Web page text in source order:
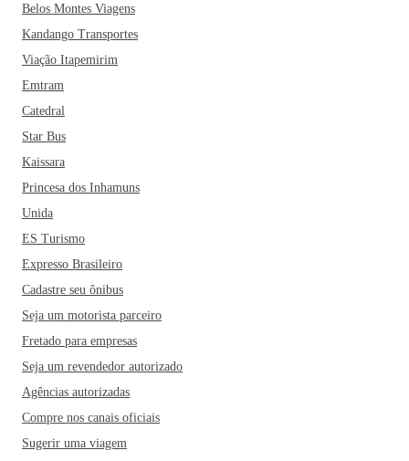
Belos Montes Viagens
Kandango Transportes
Viação Itapemirim
Emtram
Catedral
Star Bus
Kaissara
Princesa dos Inhamuns
Unida
ES Turismo
Expresso Brasileiro
Cadastre seu ônibus
Seja um motorista parceiro
Fretado para empresas
Seja um revendedor autorizado
Agências autorizadas
Compre nos canais oficiais
Sugerir uma viagem